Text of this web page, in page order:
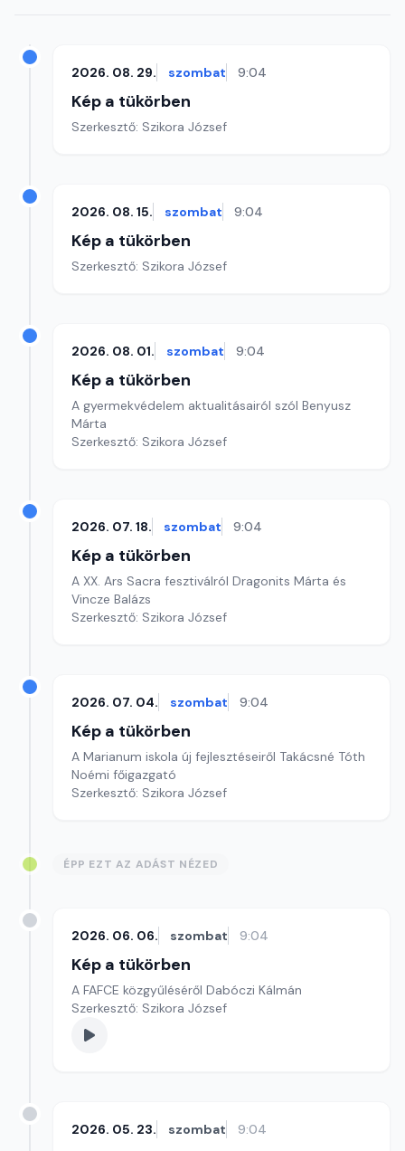
2026. 08. 29. szombat 9:04
Kép a tükörben
Szerkesztő: Szikora József
2026. 08. 15. szombat 9:04
Kép a tükörben
Szerkesztő: Szikora József
2026. 08. 01. szombat 9:04
Kép a tükörben
A gyermekvédelem aktualitásairól szól Benyusz
Márta
Szerkesztő: Szikora József
2026. 07. 18. szombat 9:04
Kép a tükörben
A XX. Ars Sacra fesztiválról Dragonits Márta és
Vincze Balázs
Szerkesztő: Szikora József
2026. 07. 04. szombat 9:04
Kép a tükörben
A Marianum iskola új fejlesztéseiről Takácsné Tóth
Noémi főigazgató
Szerkesztő: Szikora József
ÉPP EZT AZ ADÁST NÉZED
2026. 06. 06. szombat 9:04
Kép a tükörben
A FAFCE közgyűléséről Dabóczi Kálmán
Szerkesztő: Szikora József
2026. 05. 23. szombat 9:04